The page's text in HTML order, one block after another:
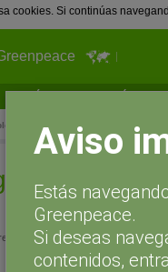
cookies. Si continúas
¿Qué puedes hacer tú?
Aquí está la prueba
es
20, 2011 a las 13:00
Aviso
Estás
Greenpeace.
Si deseas
contenidos,